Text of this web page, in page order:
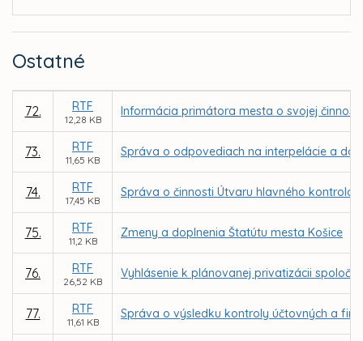
Ostatné
72. RTF
12,28 KB
Informácia primátora mesta o svojej
73. RTF
11,65 KB
Správa o odpovediach na interpelácie a
74. RTF
17,45 KB
Správa o činnosti Útvaru hlavného
75. RTF
11,2 KB
Zmeny a doplnenia Štatútu mesta Košice
76. RTF
26,52 KB
Vyhlásenie k plánovanej privatizácii
77. RTF
11,61 KB
Správa o výsledku kontroly účtovných a